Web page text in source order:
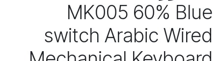
مواصفات
الكيبورد Meetion